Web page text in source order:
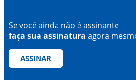
Se você ainda não é assinante
faça sua assinatura agora
ASSINAR